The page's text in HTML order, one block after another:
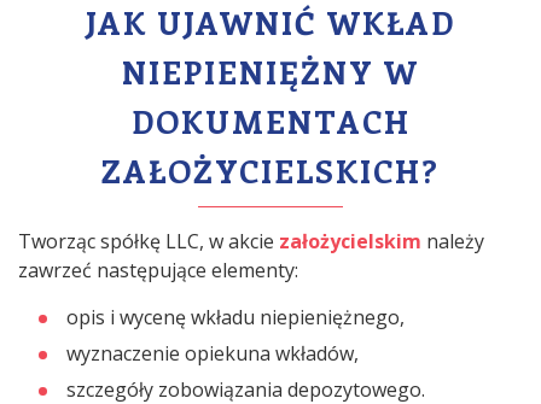
JAK UJAWNIĆ WKŁAD
NIEPIENIĘŻNY W
DOKUMENTACH
ZAŁOŻYCIELSKICH?
Tworząc spółkę LLC, w akcie założycielskim należy
zawrzeć następujące elementy:
opis i wycenę wkładu niepieniężnego,
wyznaczenie opiekuna wkładów,
szczegóły zobowiązania depozytowego.